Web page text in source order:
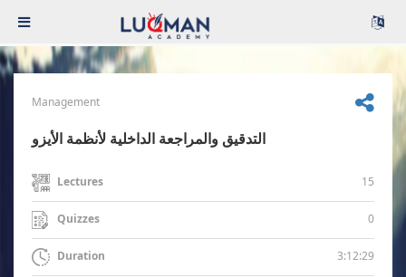
Management
التدقيق والمراجعة الداخلية لأنظمة الأيزو
Lectures 15
Quizzes 0
Duration 3:12:29